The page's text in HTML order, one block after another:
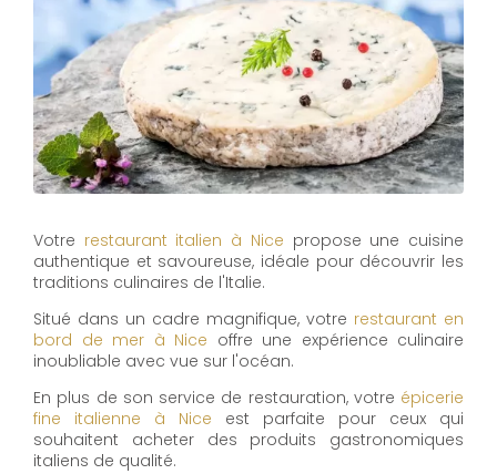
Votre restaurant italien à Nice propose une cuisine
authentique et savoureuse, idéale pour découvrir les
traditions culinaires de l'Italie.
Situé dans un cadre magnifique, votre restaurant en
bord de mer à Nice offre une expérience culinaire
inoubliable avec vue sur l'océan.
En plus de son service de restauration, votre épicerie
fine italienne à Nice est parfaite pour ceux qui
souhaitent acheter des produits gastronomiques
italiens de qualité.